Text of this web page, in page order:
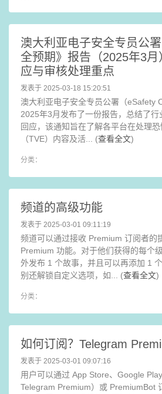
澳大利亚电子安全专员公
全预期》报告（2025年3月
应与审核处理重点
发表于 2025-03-18 15:20:51
澳大利亚电子安全专员公署（eSafety
2025年3月发布了一份报告，总结了
回应，该通知旨在了解各平台在处理
（TVE）内容及活... (查看全文)
分类：
频道的高级功能
发表于 2025-03-01 09:11:19
频道可以通过接收 Premium 订阅者的
Premium 功能。对于他们获得的每个
外发布 1 个故事，并且可以再添加 1
别还解锁自定义选项，如... (查看全文)
分类：
如何订阅？Telegram
发表于 2025-03-01 09:07:16
用户可以通过 App Store、Google
Telegram Premium）或 PremiumBot